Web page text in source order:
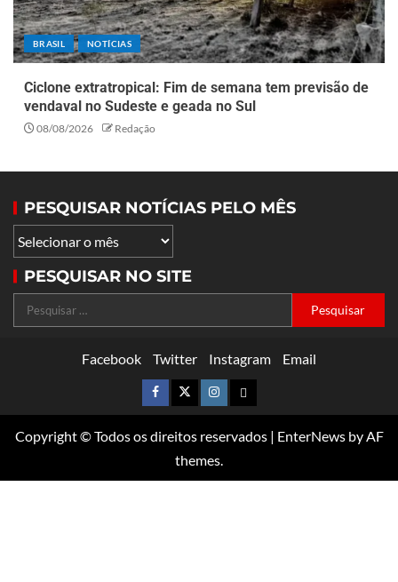
BRASIL NOTÍCIAS
Ciclone extratropical: Fim de semana tem previsão de
vendaval no Sudeste e geada no Sul
08/08/2026 Redação
PESQUISAR NOTÍCIAS PELO MÊS
PESQUISAR NO SITE
Facebook Twitter Instagram Email
Copyright © Todos os direitos reservados | EnterNewsby AF
themes.